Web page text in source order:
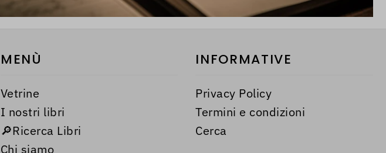
MENÙ
Vetrine
I nostri libri
🔎Ricerca Libri
Chi siamo
INFORMATIVE
Privacy Policy
Termini e condizioni
Cerca